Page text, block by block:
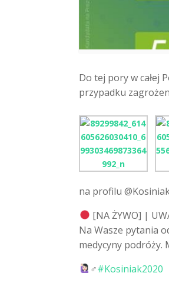
Do tej pory w całej
przypadku
na profilu
[NA ŻYWO] |
Na Wasze pytania
medycyny podróży.
‍♂️#Kosiniak2020